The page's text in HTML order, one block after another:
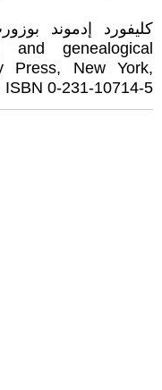
and genealogical
Press, New York,
ISBN 0-231-10714-5